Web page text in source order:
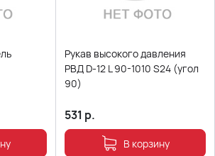
Рукав высокого давления
РВД D-12 L 90-1010 S24 (угол
90)
531 р.
В корзину